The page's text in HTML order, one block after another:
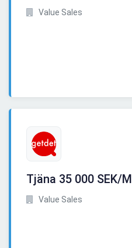
Value Sales
Tjäna 35 000 SEK/M
Value Sales